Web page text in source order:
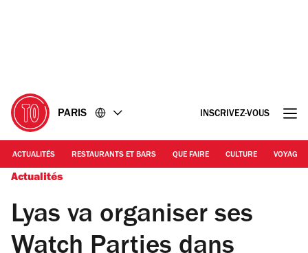
PARIS INSCRIVEZ-VOUS
ACTUALITÉS RESTAURANTS ET BARS QUE FAIRE CULTURE VOYAGE
Actualités
Lyas va organiser ses